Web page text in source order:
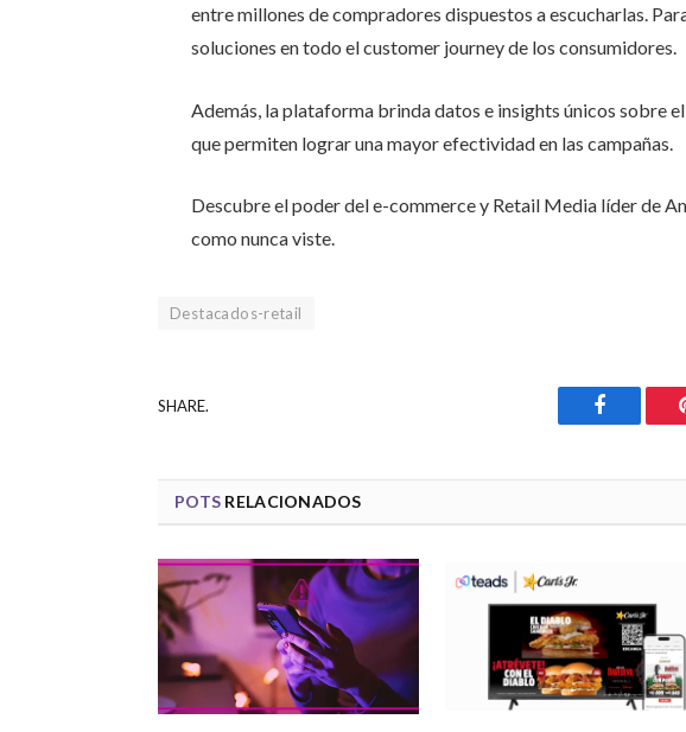
entre millones de compradores dispuestos a escucharlas.
soluciones en todo el customer journey de los consumidores.
Además, la plataforma brinda datos e insights únicos sobre
que permiten lograr una mayor efectividad en las campañas.
Descubre el poder del e-commerce y Retail Media líder de
como nunca viste.
Destacados-retail
SHARE.
Facebook
POTS RELACIONADOS